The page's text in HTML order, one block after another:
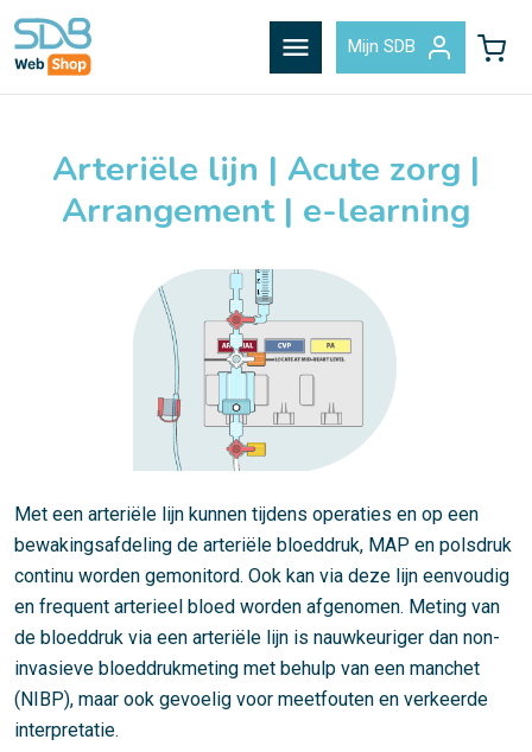
menu Mijn SDB
Arteriële lijn | Acute zorg |
Arrangement | e-learning
Met een arteriële lijn kunnen tijdens operaties en op een
bewakingsafdeling de arteriële bloeddruk, MAP en polsdruk
continu worden gemonitord. Ook kan via deze lijn eenvoudig
en frequent arterieel bloed worden afgenomen. Meting van
de bloeddruk via een arteriële lijn is nauwkeuriger dan non-
invasieve bloeddrukmeting met behulp van een manchet
(NIBP), maar ook gevoelig voor meetfouten en verkeerde
interpretatie.